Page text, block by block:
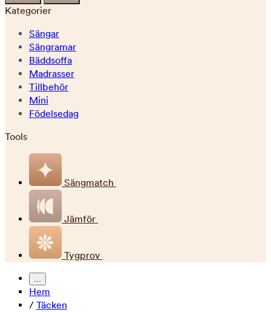
Kategorier
Sängar
Sängramar
Bäddsoffa
Madrasser
Tillbehör
Mini
Födelsedag
Tools
Sängmatch
Jämför
Tygprov
...
Hem
/ Täcken